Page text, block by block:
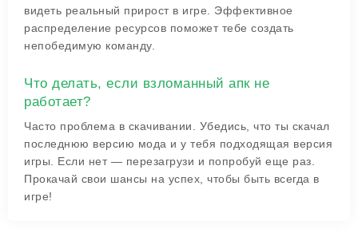
видеть реальный прирост в игре. Эффективное
распределение ресурсов поможет тебе создать
непобедимую команду.
Что делать, если взломанный апк не
работает?
Часто проблема в скачивании. Убедись, что ты скачал
последнюю версию мода и у тебя подходящая версия
игры. Если нет — перезагрузи и попробуй еще раз.
Прокачай свои шансы на успех, чтобы быть всегда в
игре!